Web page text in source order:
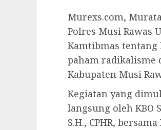
Murexs.com,
Polres Musi Rawas
Kamtibmas tentang
paham radikalisme
Kabupaten Musi
Kegiatan yang
langsung oleh KBO
S.H., CPHR,